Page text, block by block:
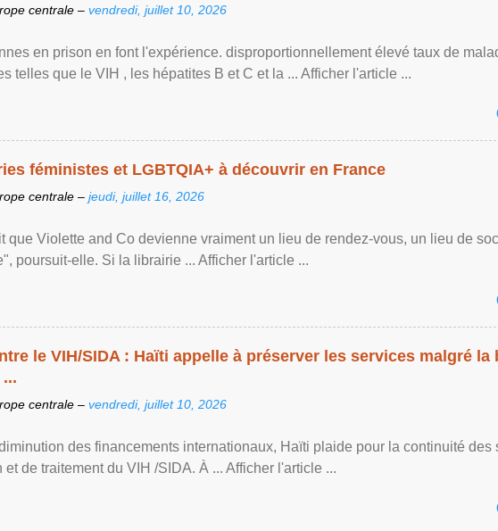
centrale – vendredi, juillet 10, 2026
en prison en font l'expérience. disproportionnellement élevé taux de
telles que le VIH , les hépatites B et C et la ... Afficher l'article ...
féministes et LGBTQIA+ à découvrir en France
centrale – jeudi, juillet 16, 2026
que Violette and Co devienne vraiment un lieu de rendez-vous, un lieu de
poursuit-elle. Si la librairie ... Afficher l'article ...
le VIH/SIDA : Haïti appelle à préserver les services malgré la
centrale – vendredi, juillet 10, 2026
des financements internationaux, Haïti plaide pour la continuité des
et de traitement du VIH /SIDA. À ... Afficher l'article ...